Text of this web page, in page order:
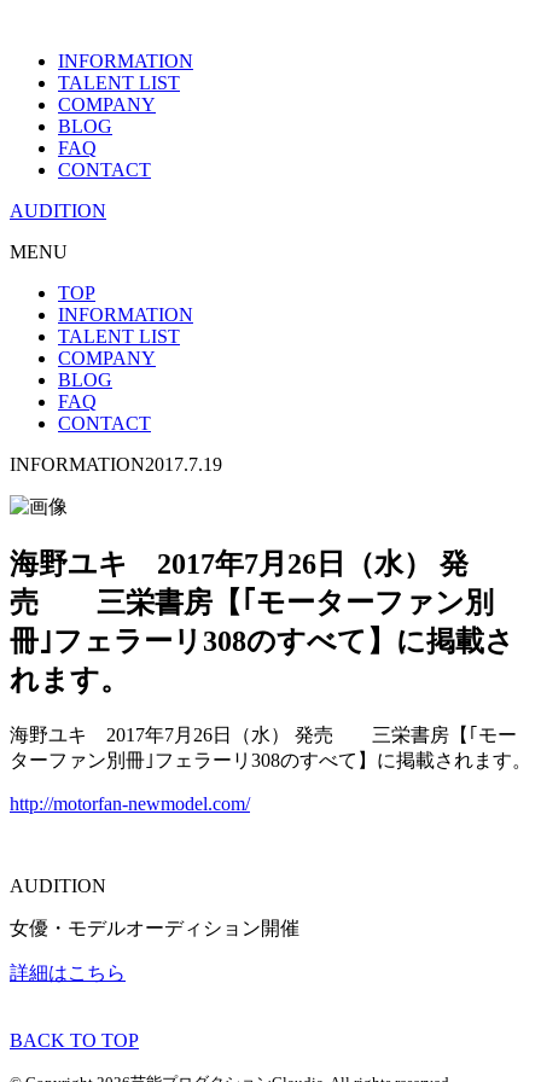
INFORMATION
TALENT LIST
COMPANY
BLOG
FAQ
CONTACT
AUDITION
MENU
TOP
INFORMATION
TALENT LIST
COMPANY
BLOG
FAQ
CONTACT
INFORMATION2017.7.19
海野ユキ 2017年7月26日（水） 発
売 三栄書房【｢モーターファン別
冊｣フェラーリ308のすべて】に掲載さ
れます。
海野ユキ 2017年7月26日（水） 発売 三栄書房【｢モー
ターファン別冊｣フェラーリ308のすべて】に掲載されます。
http://motorfan-newmodel.com/
AUDITION
女優・モデルオーディション開催
詳細はこちら
BACK TO TOP